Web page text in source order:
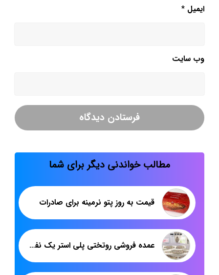
ایمیل *
وب‌ سایت
مطالب خواندنی دیگر برای شما
قیمت به روز پتو نرمینه برای صادرات
عمده فروشی روتختی پلی استر یک نفره در اصفهان